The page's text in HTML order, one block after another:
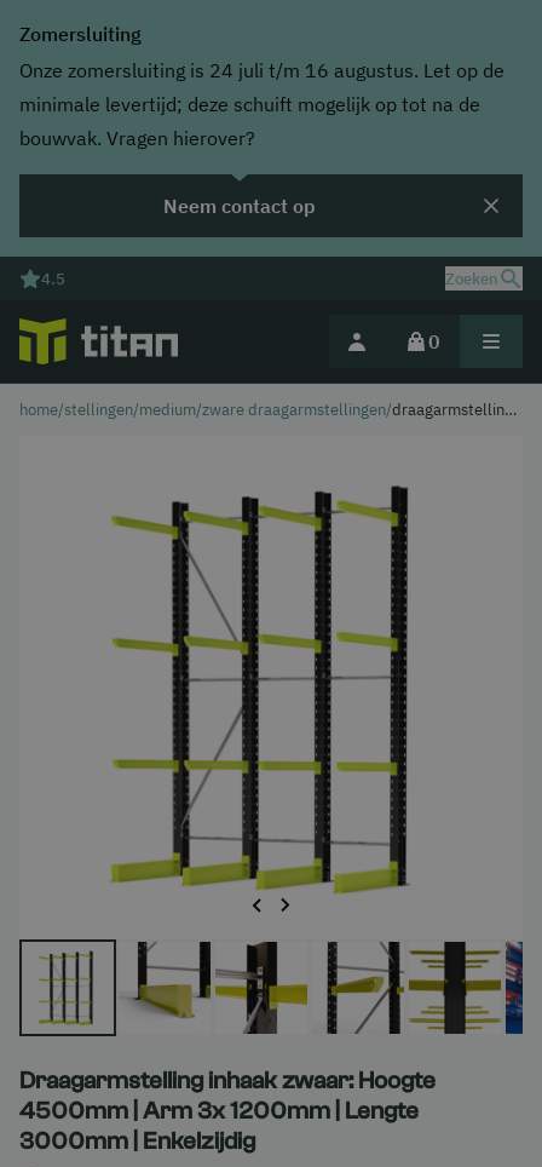
Zomersluiting
Onze zomersluiting is 24 juli t/m 16 augustus. Let op de
minimale levertijd; deze schuift mogelijk op tot na de
bouwvak. Vragen hierover?
Neem contact op
4.5 Zoeken
0
Deel jouw magazijnuitdaging
home/stellingen/medium/zware draagarmstellingen/draagarmstelling
lengte 3000mm |
enkelzijdig
Draagarmstelling inhaak zwaar: Hoogte
4500mm | Arm 3x 1200mm | Lengte
3000mm | Enkelzijdig